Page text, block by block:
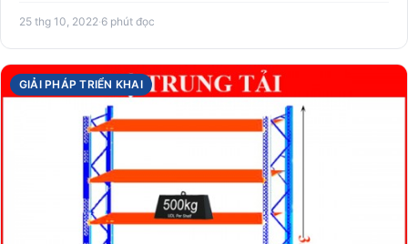
25 thg 10, 2022·6 phút đọc
GIẢI PHÁP TRIỂN KHAI